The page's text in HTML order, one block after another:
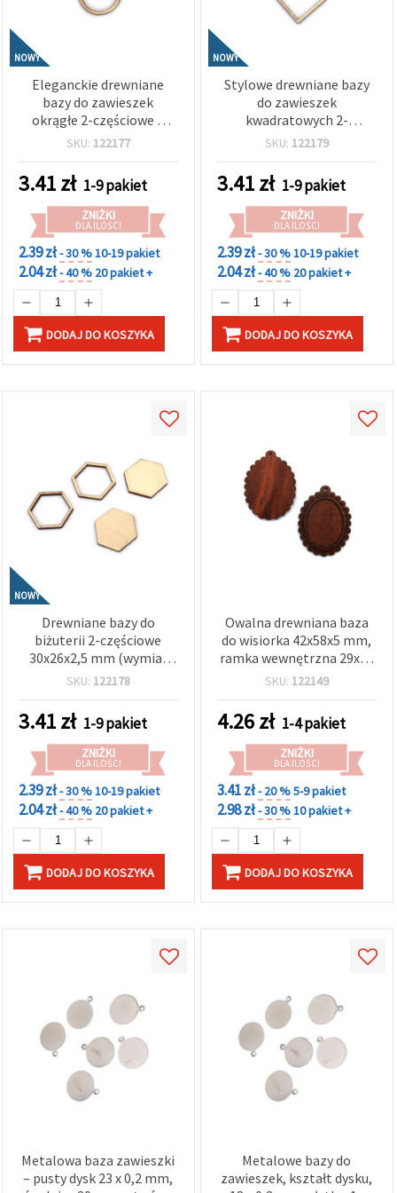
NOWY
Eleganckie drewniane
bazy do zawieszek
okrągłe 2-częściowe –
30x33x2,5 mm, średnica
otwór 1 mm – zestaw 5
szt. EM ART
SKU: 122177
3.41zł 1-9 pakiet
ZNIŻKI
DLA ILOŚCI
2.39 zł- 30 %10-19 pakiet
2.04 zł- 40 % 20 pakiet +
DODAJ DO KOSZYKA
NOWY
Stylowe drewniane bazy
do zawieszek
kwadratowych 2-
częściowe – 30x33x2,5
otwór 1 mm – zestaw 5
szt.
SKU: 122179
3.41zł 1-9 pakiet
ZNIŻKI
DLA ILOŚCI
2.39 zł- 30 %10-19 pakiet
2.04 zł- 40 % 20 pakiet +
DODAJ DO KOSZYKA
NOWY
Drewniane bazy do
biżuterii 2-częściowe
30x26x2,5 mm (wymiar
wewnętrzny 25x22 mm) –
SKU: 122178
3.41zł 1-9 pakiet
ZNIŻKI
DLA ILOŚCI
2.39 zł- 30 %10-19 pakiet
2.04 zł- 40 % 20 pakiet +
DODAJ DO KOSZYKA
Owalna drewniana baza
do wisiorka 42x58x5 mm,
ramka wewnętrzna 29x40
mm, otwór 2,5 mm, brąz
SKU: 122149
4.26zł 1-4 pakiet
ZNIŻKI
DLA ILOŚCI
3.41 zł- 20 %5-9 pakiet
2.98 zł- 30 %10 pakiet +
DODAJ DO KOSZYKA
Metalowa baza zawieszki
– pusty dysk 23 x 0,2 mm,
Metalowe bazy do
zawieszek, kształt dysku,